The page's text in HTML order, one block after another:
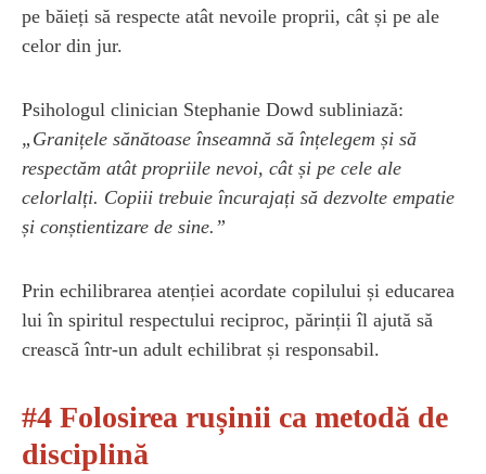
pe băieți să respecte atât nevoile proprii, cât și pe ale
celor din jur.
Psihologul clinician Stephanie Dowd subliniază:
„Granițele sănătoase înseamnă să înțelegem și să
respectăm atât propriile nevoi, cât și pe cele ale
celorlalți. Copiii trebuie încurajați să dezvolte empatie
și conștientizare de sine.”
Prin echilibrarea atenției acordate copilului și educarea
lui în spiritul respectului reciproc, părinții îl ajută să
crească într-un adult echilibrat și responsabil.
#4 Folosirea rușinii ca metodă de
disciplină